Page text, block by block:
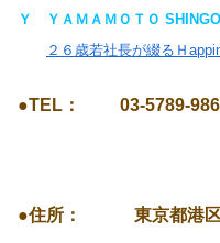
Ｙ
ＹＡＭＡＭＯＴＯ SHINGO
２６歳若社長が綴るＨ
●TEL： 03-5789-
●住所： 東京都港区